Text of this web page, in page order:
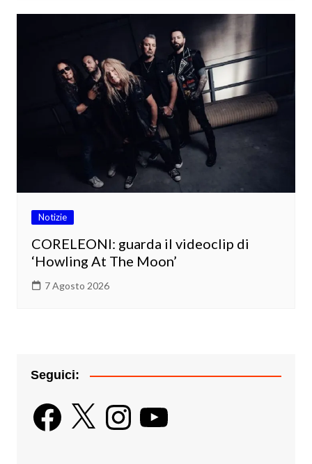
Notizie
CORELEONI: guarda il videoclip di
‘Howling At The Moon’
7 Agosto 2026
Seguici:
Facebook
X InstagramYouTube